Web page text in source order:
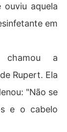
ouviu aquela
em
chamou a
Rupert. Ela
"Não se
e o cabelo